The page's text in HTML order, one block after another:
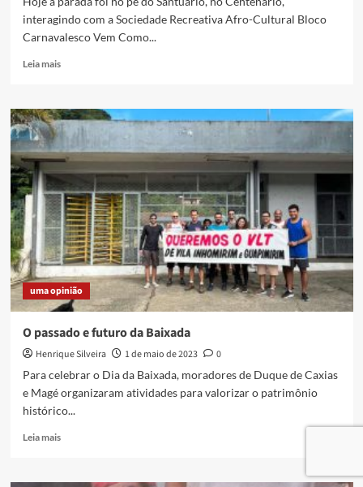
interagindo com a Sociedade Recreativa Afro-Cultural Bloco
Carnavalesco Vem Como...
Leia maisRead
Se
liga
no
Vem
Pode
uma opinião
O passado e futuro da Baixada
Henrique Silveira 1 de maio de 2023
0
Para celebrar o Dia da Baixada, moradores de Duque de Caxias
e Magé organizaram atividades para valorizar o patrimônio
histórico...
Leia maisRead
O